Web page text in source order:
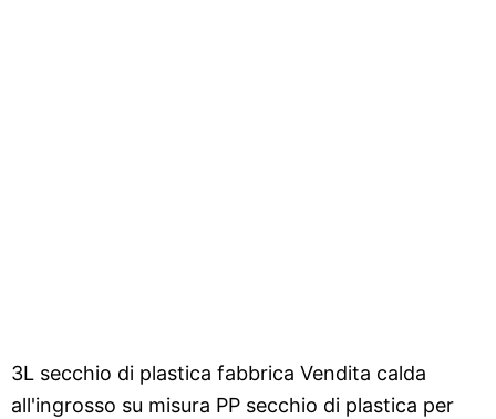
3L secchio di plastica fabbrica Vendita calda
all'ingrosso su misura PP secchio di plastica per